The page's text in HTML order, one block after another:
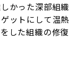
かった深部組織
ットにして温熱
した組織の修復